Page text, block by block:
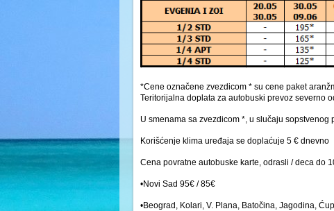
*Cene označene zvezdicom * su cene paket
Teritorijalna doplata za autobuski prevoz severno
U smenama sa zvezdicom *, u slučaju
Korišćenje klima uređaja se doplaćuje 5 € dnevno
Cena povratne autobuske karte, odrasli / deca do
•Novi Sad 95€ / 85€
•Beograd, Kolari, V. Plana, Batočina, Jagodina,